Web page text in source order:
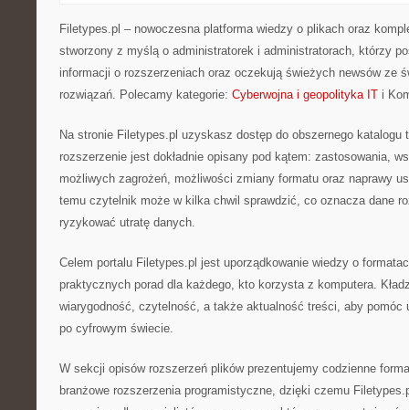
Filetypes.pl – nowoczesna platforma wiedzy o plikach oraz
stworzony z myślą o administratorek i administratorach, którzy
informacji o rozszerzeniach oraz oczekują świeżych newsów ze
rozwiązań. Polecamy kategorie: Cyberwojna i geopolityka IT i
Na stronie Filetypes.pl uzyskasz dostęp do obszernego katalogu
rozszerzenie jest dokładnie opisany pod kątem: zastosowania,
możliwych zagrożeń, możliwości zmiany formatu oraz naprawy
temu czytelnik może w kilka chwil sprawdzić, co oznacza dane
ryzykować utratę danych.
Celem portalu Filetypes.pl jest uporządkowanie wiedzy o
praktycznych porad dla każdego, kto korzysta z komputera.
wiarygodność, czytelność, a także aktualność treści, aby pomóc
po cyfrowym świecie.
W sekcji opisów rozszerzeń plików prezentujemy codzienne
branżowe rozszerzenia programistyczne, dzięki czemu